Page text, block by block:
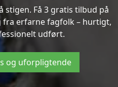
stigen. Få 3 gratis tilbud på
fra erfarne fagfolk – hurtigt,
udført.
og uforpligtende